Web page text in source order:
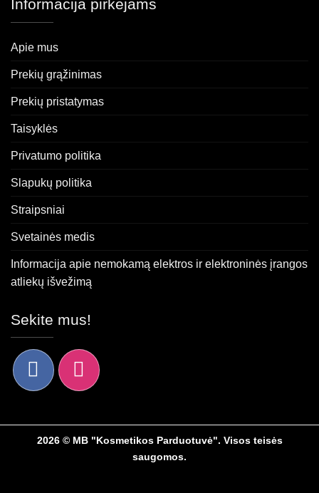
Informacija pirkėjams
Apie mus
Prekių grąžinimas
Prekių pristatymas
Taisyklės
Privatumo politika
Slapukų politika
Straipsniai
Svetainės medis
Informacija apie nemokamą elektros ir elektroninės įrangos
atliekų išvežimą
Sekite mus!
2026 © MB "Kosmetikos Parduotuvė". Visos teisės
saugomos.